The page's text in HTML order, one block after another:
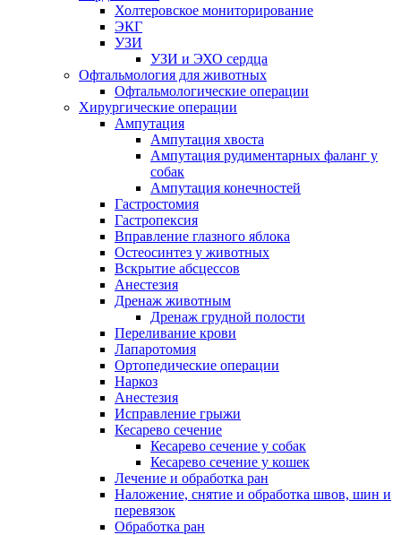
Холтеровское мониторирование
ЭКГ
УЗИ
УЗИ и ЭХО сердца
Офтальмология для животных
Офтальмологические операции
Хирургические операции
Ампутация
Ампутация хвоста
Ампутация рудиментарных фаланг у
собак
Ампутация конечностей
Гастростомия
Гастропексия
Вправление глазного яблока
Остеосинтез у животных
Вскрытие абсцессов
Анестезия
Дренаж животным
Дренаж грудной полости
Переливание крови
Лапаротомия
Ортопедические операции
Наркоз
Анестезия
Исправление грыжи
Кесарево сечение
Кесарево сечение у собак
Кесарево сечение у кошек
Лечение и обработка ран
Наложение, снятие и обработка швов, шин и
перевязок
Обработка ран